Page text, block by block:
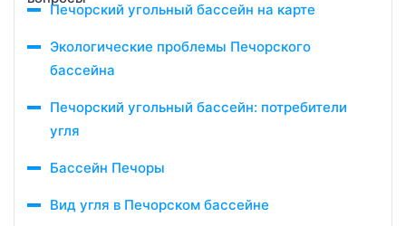
Печорский угольный бассейн на карте
Экологические проблемы Печорского
бассейна
Печорский угольный бассейн: потребители
угля
Бассейн Печоры
Вид угля в Печорском бассейне